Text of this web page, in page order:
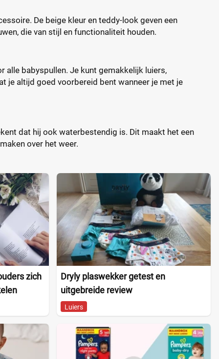
De beige kleur en teddy-look geven een
die van stijl en functionaliteit houden.
alle babyspullen. Je kunt gemakkelijk luiers,
je altijd goed voorbereid bent wanneer je met je
dat hij ook waterbestendig is. Dit maakt het een
over het weer.
zich
Dryly plaswekker getest en
uitgebreide review
Luiers